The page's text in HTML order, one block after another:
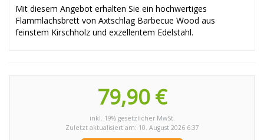
Mit diesem Angebot erhalten Sie ein hochwertiges
Flammlachsbrett von Axtschlag Barbecue Wood aus
feinstem Kirschholz und exzellentem Edelstahl.
79,90 €
inkl. 19% gesetzlicher MwSt.
Zuletzt aktualisiert am: 10. August 2026 6:37